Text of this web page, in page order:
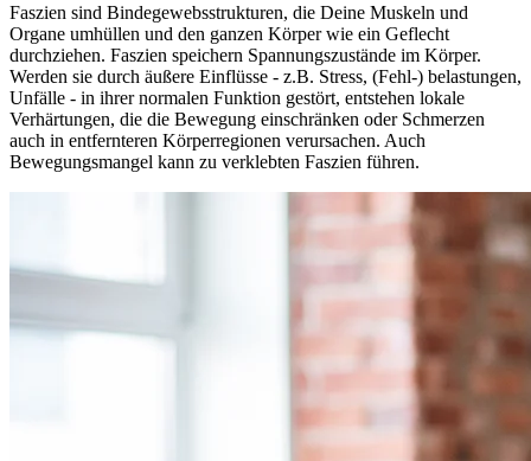
Faszien sind Bindegewebsstrukturen, die Deine Muskeln und
Organe umhüllen und den ganzen Körper wie ein Geflecht
durchziehen. Faszien speichern Spannungszustände im Körper.
Werden sie durch äußere Einflüsse - z.B. Stress, (Fehl-) belastungen,
Unfälle - in ihrer normalen Funktion gestört, entstehen lokale
Verhärtungen, die die Bewegung einschränken oder Schmerzen
auch in entfernteren Körperregionen verursachen. Auch
Bewegungsmangel kann zu verklebten Faszien führen.